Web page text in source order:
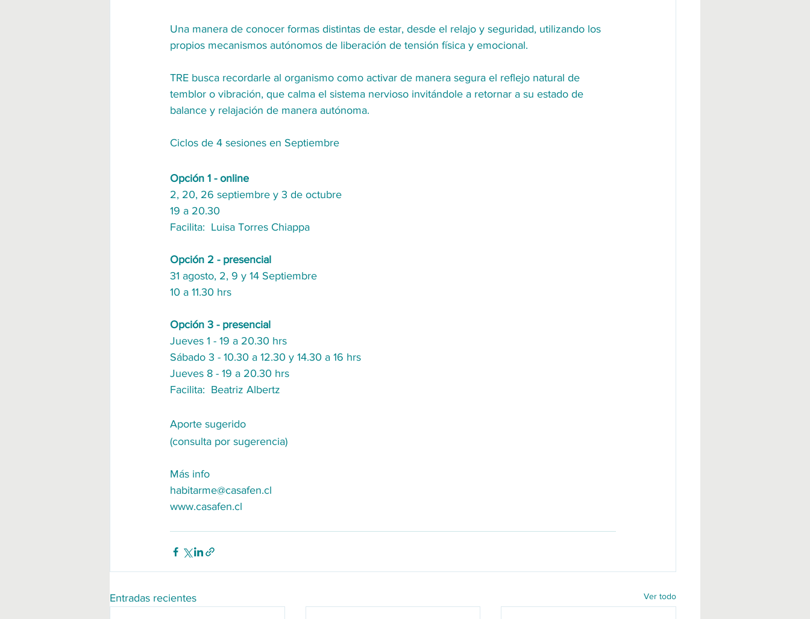
Una manera de conocer formas distintas de estar, desde el relajo y seguridad, utilizando los
propios mecanismos autónomos de liberación de tensión física y emocional.
TRE busca recordarle al organismo como activar de manera segura el reflejo natural de
temblor o vibración, que calma el sistema nervioso invitándole a retornar a su estado de
balance y relajación de manera autónoma.
Ciclos de 4 sesiones en Septiembre
Opción 1 - online
2, 20, 26 septiembre y 3 de octubre
19 a 20.30
Facilita:  Luisa Torres Chiappa
Opción 2 - presencial
31 agosto, 2, 9 y 14 Septiembre
10 a 11.30 hrs
Opción 3 - presencial
Jueves 1 - 19 a 20.30 hrs
Sábado 3 - 10.30 a 12.30 y 14.30 a 16 hrs
Jueves 8 - 19 a 20.30 hrs
Facilita:  Beatriz Albertz
Aporte sugerido
(consulta por sugerencia)
Más info
habitarme@casafen.cl
www.casafen.cl
Entradas recientes Ver todo